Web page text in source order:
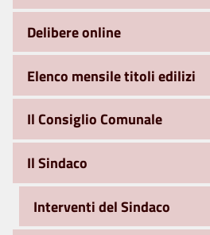
Delibere online
Elenco mensile titoli edilizi
Il Consiglio Comunale
Il Sindaco
Interventi del Sindaco